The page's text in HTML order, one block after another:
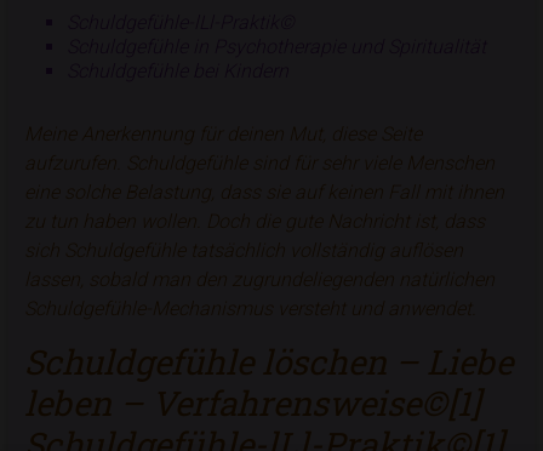
Meine Anerkennung für deinen Mut, diese Seite
aufzurufen. Schuldgefühle sind für sehr viele Menschen
eine solche Belastung, dass sie auf keinen Fall mit ihnen
zu tun haben wollen. Doch die gute Nachricht ist, dass
sich Schuldgefühle tatsächlich vollständig auflösen
lassen, sobald man den zugrundeliegenden natürlichen
Schuldgefühle-Mechanismus versteht und anwendet.
Schuldgefühle löschen – Liebe
leben – Verfahrensweise©[1]